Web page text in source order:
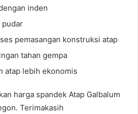
inden
pudar
pemasangan konstruksi atap
tahan gempa
atap lebih ekonomis
harga spandek Atap Galbalum
Terimakasih